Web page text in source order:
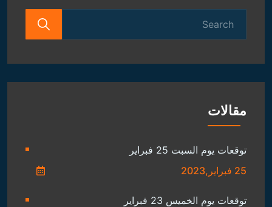
مقالات
توقعات يوم السبت 25 فبراير
25 فبراير,2023
توقعات يوم الخميس 23 فبراير